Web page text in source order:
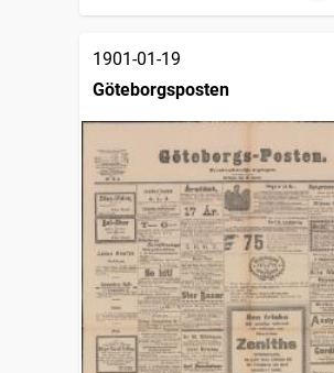
1901-01-19
Göteborgsposten